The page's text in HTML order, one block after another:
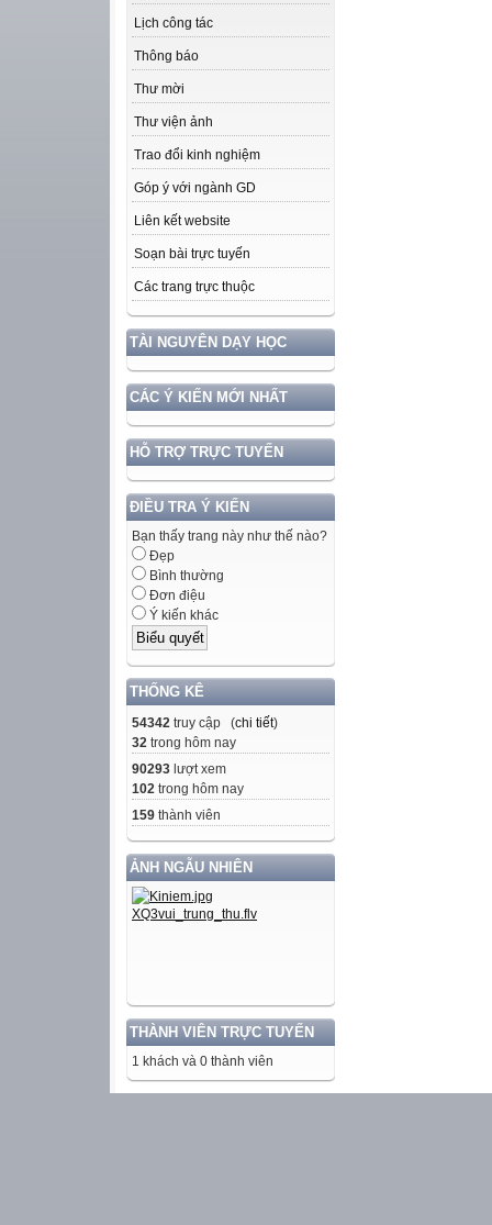
Lịch công tác
Thông báo
Thư mời
Thư viện ảnh
Trao đổi kinh nghiệm
Góp ý với ngành GD
Liên kết website
Soạn bài trực tuyến
Các trang trực thuộc
TÀI NGUYÊN DẠY HỌC
CÁC Ý KIẾN MỚI NHẤT
HỖ TRỢ TRỰC TUYẾN
ĐIỀU TRA Ý KIẾN
Bạn thấy trang này như thế nào?
Đẹp
Bình thường
Đơn điệu
Ý kiến khác
THỐNG KÊ
54342 truy cập (chi tiết)
32 trong hôm nay
90293 lượt xem
102 trong hôm nay
159 thành viên
ẢNH NGẪU NHIÊN
THÀNH VIÊN TRỰC TUYẾN
1 khách và 0 thành viên